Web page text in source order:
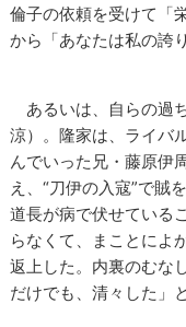
倫子の依頼を受けて「
から「あなたは私の誇
あるいは、自らの過
涼）。隆家は、ライバ
んでいった兄・藤原伊
え、“刀伊の入寇”で賊
道長が病で伏せている
らなくて、まことによ
返上した。内裏のむな
だけでも、清々した」